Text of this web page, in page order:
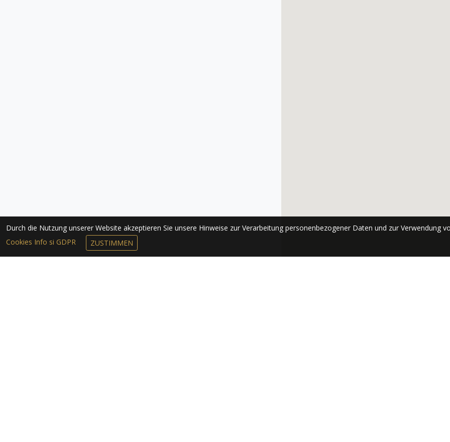
Durch die Nutzung unserer Website akzeptieren Sie unsere Hinweise zur Verarbeitung personenbezogener Daten und zur Verwendung
Cookies Info si GDPR
ZUSTIMMEN